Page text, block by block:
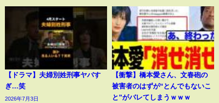
【ドラマ】夫婦別姓刑事ヤバす
ぎ…笑
2026年7月3日
【衝撃】橋本愛さん、文春砲の
被害者のはずが“とんでもないこ
と”がバレてしまうｗｗｗ